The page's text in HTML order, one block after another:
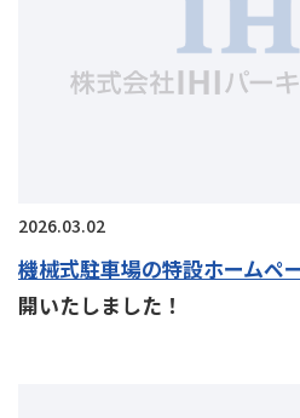
2026.03.02
機械式駐車場の特設ホームペ
開いたしました！